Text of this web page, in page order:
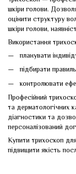
шкіри голови.
оцінити структуру
шкіри голови,
Використання
планувати
підбирати
контролювати
Професійний
та дерматологічних
діагностики та
персоналізований
Купити трихоскоп
підвищити якість